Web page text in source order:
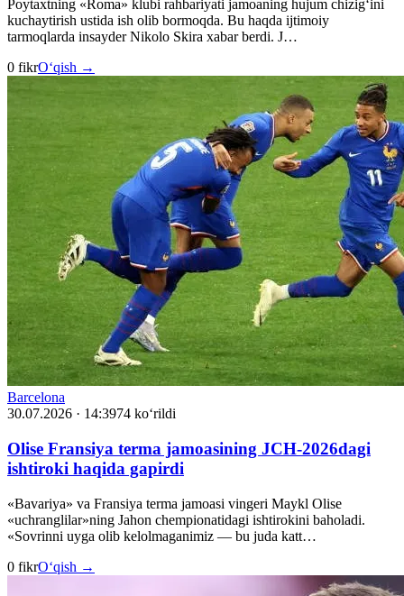
Poytaxtning «Roma» klubi rahbariyati jamoaning hujum chizig‘ini
kuchaytirish ustida ish olib bormoqda. Bu haqda ijtimoiy
tarmoqlarda insayder Nikolo Skira xabar berdi. J…
0 fikrO‘qish →
Barcelona
30.07.2026 · 14:3974 ko‘rildi
Olise Fransiya terma jamoasining JCH-2026dagi
ishtiroki haqida gapirdi
«Bavariya» va Fransiya terma jamoasi vingeri Maykl Olise
«uchranglilar»ning Jahon chempionatidagi ishtirokini baholadi.
«Sovrinni uyga olib kelolmaganimiz — bu juda katt…
0 fikrO‘qish →